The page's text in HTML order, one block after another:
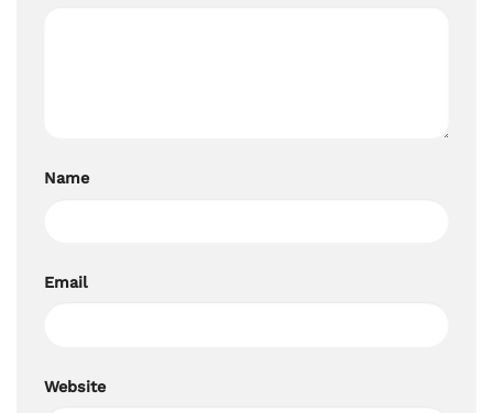
Name
Email
Website